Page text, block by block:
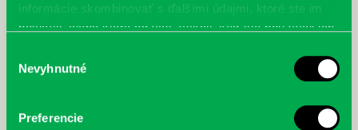
informácie skombinovať s ďalšími údajmi, ktoré ste im
poskytli, alebo ktoré od vás získali, keď ste používali ich
súhlasu
Nevyhnutné
Preferencie
McGrath, Andy: Tadej Pogačar:
nezastaviteľný